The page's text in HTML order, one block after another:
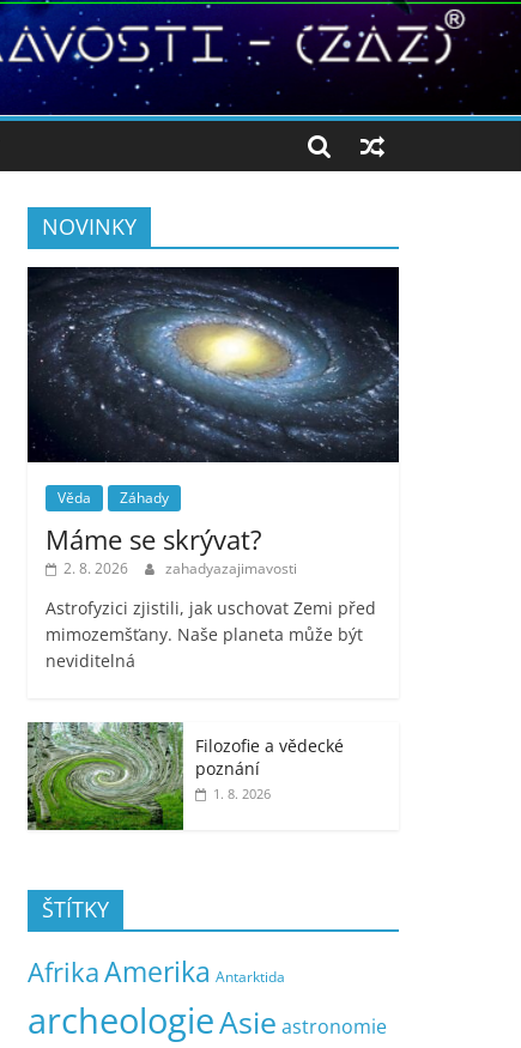
NOVINKY
Věda Záhady
Máme se skrývat?
2. 8. 2026 zahadyazajimavosti
Astrofyzici zjistili, jak uschovat Zemi před
mimozemšťany. Naše planeta může být
neviditelná
Filozofie a vědecké
poznání
1. 8. 2026
ŠTÍTKY
AfrikaAmerika Antarktida
archeologieAsie astronomie